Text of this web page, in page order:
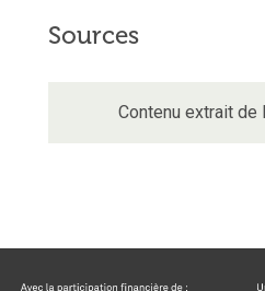
Sources
Contenu extrait de